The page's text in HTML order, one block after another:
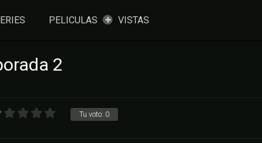
PELICULAS VISTAS
2
Tu voto: 0